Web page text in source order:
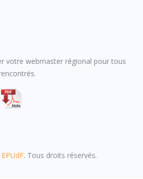
votre webmaster régional pour tous
EPUdF. Tous droits réservés.